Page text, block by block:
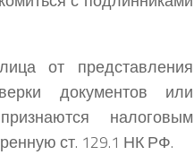
от представления
документов или
налоговым
ст. 129.1 НК РФ.